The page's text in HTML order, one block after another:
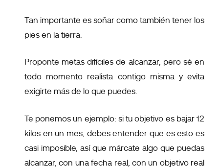
Tan importante es soñar como también tener los
pies en la tierra.
Proponte metas difíciles de alcanzar, pero sé en
todo momento realista contigo misma y evita
exigirte más de lo que puedes.
Te ponemos un ejemplo: si tu objetivo es bajar 12
kilos en un mes, debes entender que es esto es
casi imposible, así que márcate algo que puedas
alcanzar, con una fecha real, con un objetivo real